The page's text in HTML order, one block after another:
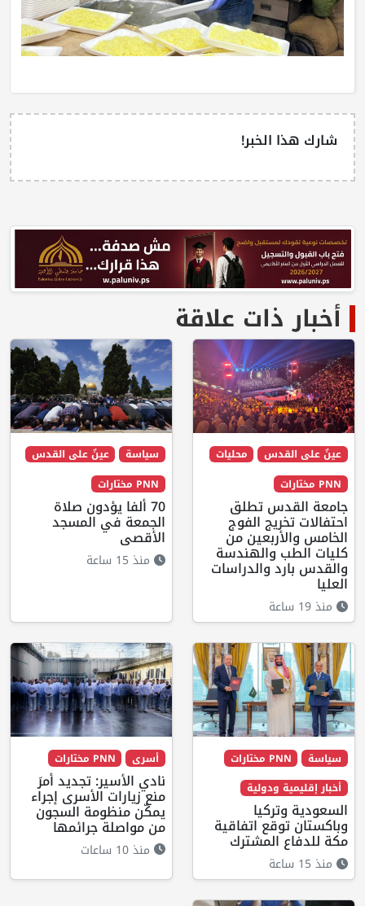
شارك هذا الخبر!
أخبار ذات علاقة
عينٌ على القدس
محليات
PNN مختارات
جامعة القدس تطلق
احتفالات تخريج الفوج
الخامس والأربعين من
كليات الطب والهندسة
والقدس بارد والدراسات
العليا
منذ 19 ساعة
سياسة
عينٌ على القدس
PNN مختارات
70 ألفا يؤدون صلاة
الجمعة في المسجد
الأقصى
منذ 15 ساعة
سياسة
PNN مختارات
أخبار إقليمية ودولية
السعودية وتركيا
وباكستان توقع اتفاقية
مكة للدفاع المشترك
منذ 15 ساعة
أسرى PNN مختارات
نادي الأسير: تجديد أمرَ
منع زيارات الأسرى إجراء
يمكّن منظومة السجون
من مواصلة جرائمها
منذ 10 ساعات